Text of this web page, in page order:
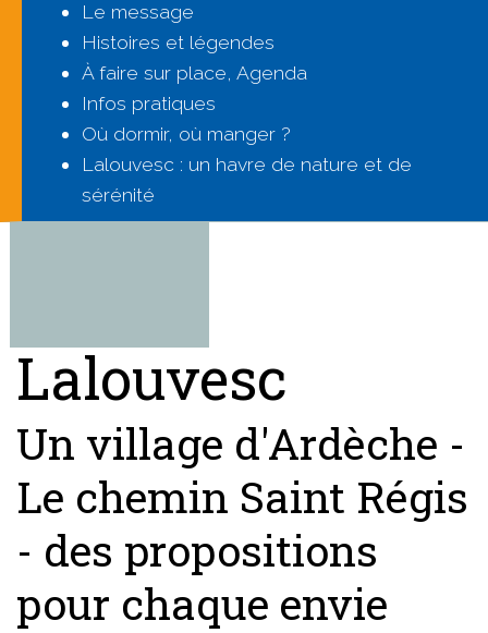
Lalouvesc
Un village d'Ardèche -
Le chemin Saint Régis
- des propositions
pour chaque envie
Le message
Histoires et légendes
À faire sur place, Agenda
Infos pratiques
Où dormir, où manger ?
Lalouvesc : un havre de nature et de
sérénité